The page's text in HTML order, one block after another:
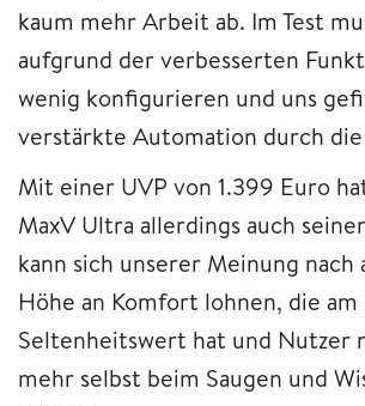
kaum mehr Arbeit ab. Im Test
aufgrund der verbesserten
wenig konfigurieren und uns
verstärkte Automation durch
Mit einer UVP von 1.399 Euro
MaxV Ultra allerdings auch
kann sich unserer Meinung nach
Höhe an Komfort lohnen, die
Seltenheitswert hat und Nutzer
mehr selbst beim Saugen und